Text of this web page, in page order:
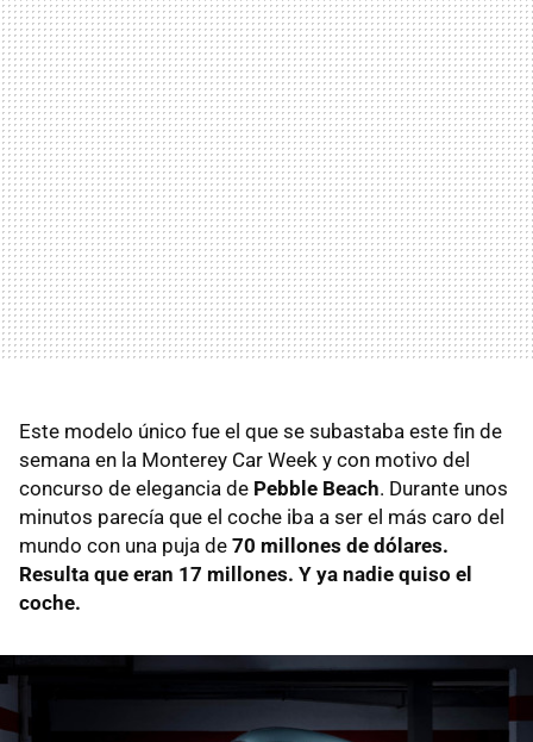
Este modelo único fue el que se subastaba este fin de
semana en la Monterey Car Week y con motivo del
concurso de elegancia de Pebble Beach. Durante unos
minutos parecía que el coche iba a ser el más caro del
mundo con una puja de 70 millones de dólares.
Resulta que eran 17 millones. Y ya nadie quiso el
coche.